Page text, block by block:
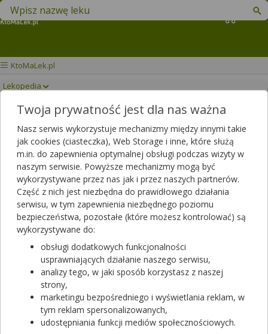
Koszyk
Znajdź lek w swojej okolicy
KtoMaLek.pl
Lekopedia
DUOMEN PROSTATUM Drukuj/Zapisz
Duomen Prostatum
tabletki powlekane|-| 56 tabl.
suplement diety
Rezerwuj
Twoja prywatność jest dla nas ważna
Nasz serwis wykorzystuje mechanizmy między innymi takie
jak cookies (ciasteczka), Web Storage i inne, które służą
m.in. do zapewnienia optymalnej obsługi podczas wizyty w
naszym serwisie. Powyższe mechanizmy mogą być
wykorzystywane przez nas jak i przez naszych partnerów.
Część z nich jest niezbędna do prawidłowego działania
serwisu, w tym zapewnienia niezbędnego poziomu
bezpieczeństwa, pozostałe (które możesz kontrolować) są
wykorzystywane do:
obsługi dodatkowych funkcjonalności
usprawniających działanie naszego serwisu,
analizy tego, w jaki sposób korzystasz z naszej
strony,
marketingu bezpośredniego i wyświetlania reklam, w
tym reklam spersonalizowanych,
udostępniania funkcji mediów społecznościowych.